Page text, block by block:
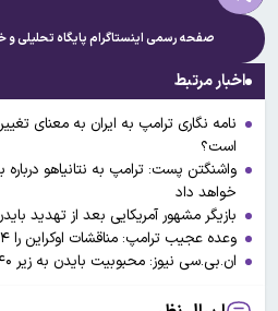
صفحه رسمی اینستاگرام پایگاه تحلیلی و
اخبار مرتبط
نامه نگاری ترامپ به ایران به معنای تغییر
است؟
واشنگتن پست: ترامپ به نتانیاهو
خواهد داد
بازیگر مشهور آمریکایی بعد از تهدید
وعده عجیب ترامپ: مناقشات اوکراین را ۲۴ ساعته حل می‌کنم
ان‌.بی‌.سی نیوز: محبوبیت بایدن به زیر ۴۰ درصد رسید